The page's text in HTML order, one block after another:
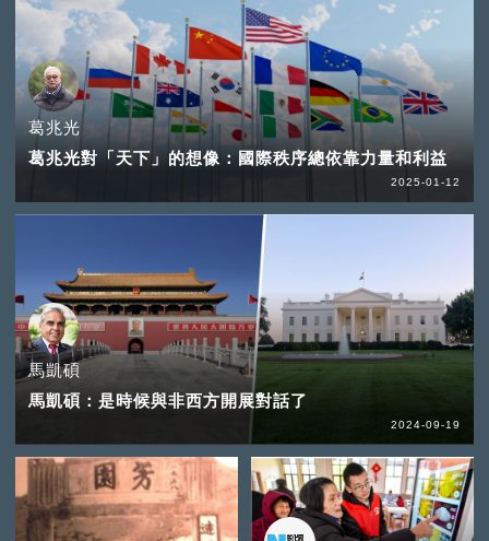
葛兆光
葛兆光對「天下」的想像：國際秩序總依靠力量和利益
2025-01-12
馬凱碩
馬凱碩：是時候與非西方開展對話了
2024-09-19